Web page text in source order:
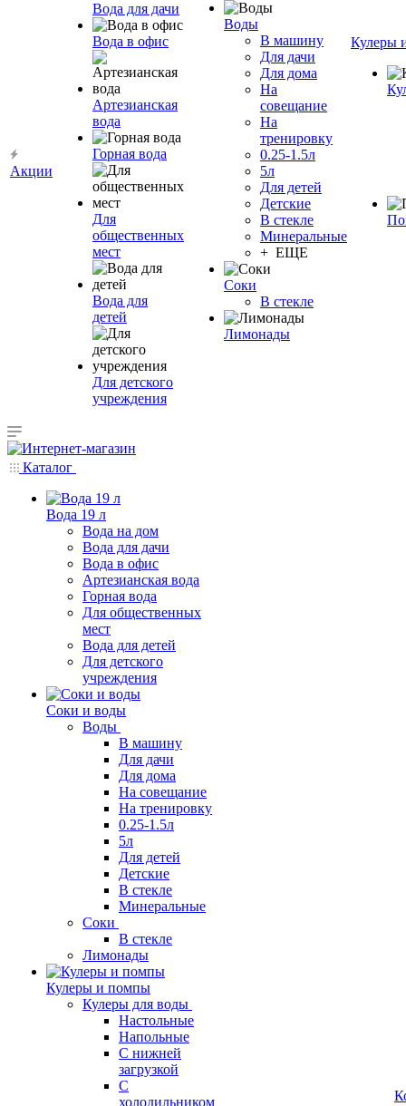
Акции
Вода для дачи
Вода в офис
Артезианская
вода
Горная вода
Для
общественных
мест
Вода для
детей
Для детского
учреждения
Воды
В машину
Для дачи
Для дома
На
совещание
На
тренировку
0.25-1.5л
5л
Для детей
Детские
В стекле
Минеральные
+ ЕЩЕ
Соки
В стекле
Лимонады
Кулеры
Каталог
Вода 19 л
Вода на дом
Вода для дачи
Вода в офис
Артезианская вода
Горная вода
Для общественных
мест
Вода для детей
Для детского
учреждения
Соки и воды
Воды
В машину
Для дачи
Для дома
На совещание
На тренировку
0.25-1.5л
5л
Для детей
Детские
В стекле
Минеральные
Соки
В стекле
Лимонады
Кулеры и помпы
Кулеры для воды
Настольные
Напольные
С нижней
загрузкой
С
холодильником